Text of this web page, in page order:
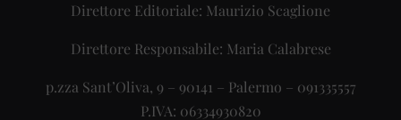
Direttore Editoriale: Maurizio Scaglione
Direttore Responsabile: Maria Calabrese
p.zza Sant’Oliva, 9 – 90141 – Palermo – 091335557
P.IVA: 06334930820